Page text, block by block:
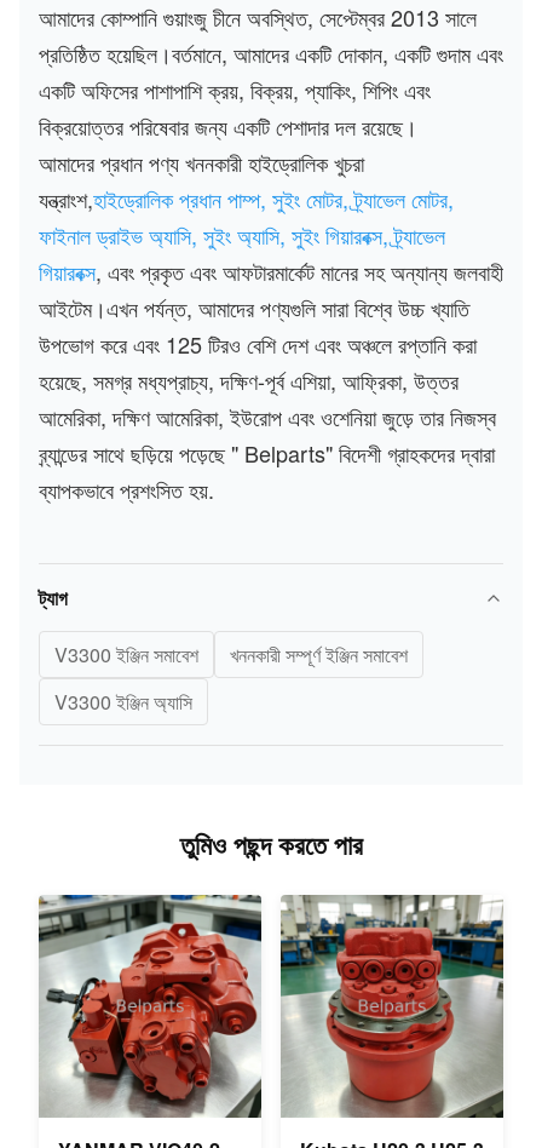
আমাদের কোম্পানি গুয়াংজু চীনে অবস্থিত, সেপ্টেম্বর 2013 সালে
প্রতিষ্ঠিত হয়েছিল।বর্তমানে, আমাদের একটি দোকান, একটি গুদাম এবং
একটি অফিসের পাশাপাশি ক্রয়, বিক্রয়, প্যাকিং, শিপিং এবং
বিক্রয়োত্তর পরিষেবার জন্য একটি পেশাদার দল রয়েছে।
আমাদের প্রধান পণ্য খননকারী হাইড্রোলিক খুচরা
যন্ত্রাংশ,হাইড্রোলিক প্রধান পাম্প, সুইং মোটর, ট্র্যাভেল মোটর,
ফাইনাল ড্রাইভ অ্যাসি, সুইং অ্যাসি, সুইং গিয়ারবক্স, ট্র্যাভেল
গিয়ারবক্স, এবং প্রকৃত এবং আফটারমার্কেট মানের সহ অন্যান্য জলবাহী
আইটেম।এখন পর্যন্ত, আমাদের পণ্যগুলি সারা বিশ্বে উচ্চ খ্যাতি
উপভোগ করে এবং 125 টিরও বেশি দেশ এবং অঞ্চলে রপ্তানি করা
হয়েছে, সমগ্র মধ্যপ্রাচ্য, দক্ষিণ-পূর্ব এশিয়া, আফ্রিকা, উত্তর
আমেরিকা, দক্ষিণ আমেরিকা, ইউরোপ এবং ওশেনিয়া জুড়ে তার নিজস্ব
ব্র্যান্ডের সাথে ছড়িয়ে পড়েছে " Belparts" বিদেশী গ্রাহকদের দ্বারা
ব্যাপকভাবে প্রশংসিত হয়.
ট্যাগ
V3300 ইঞ্জিন সমাবেশ
খননকারী সম্পূর্ণ ইঞ্জিন সমাবেশ
V3300 ইঞ্জিন অ্যাসি
তুমিও পছন্দ করতে পার